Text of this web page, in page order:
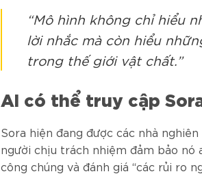
“Mô hình không chỉ hiểu
lời nhắc mà còn hiểu
trong thế giới vật chất.”
Ai có thể truy cập
Sora hiện đang được các nhà
người chịu trách nhiệm đảm bảo
công chúng và đánh giá “các rủi ro